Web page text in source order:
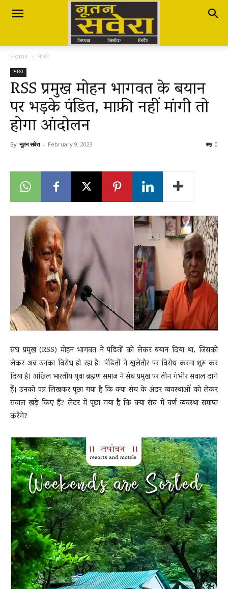
Nutan
Savera
नूतन
सवेरा
Breaking
Home भारत
भारत
RSS प्रमुख मोहन भागवत के बयान
पर भड़के पंडित, माफ़ी नहीं मांगी तो
होगा आंदोलन
By नूतन सवेरा - February 9, 2023 0
संघ प्रमुख (RSS) मोहन भागवत ने पंडितों को लेकर बयान दिया था, जिसको
लेकर अब उनका विरोध हो रहा है। पंडितों ने खुलेतौर पर विरोध करना शुरू कर
दिया है। अखिल भारतीय युवा ब्रह्मण समाज ने संघ प्रमुख पर तीन गंभीर सवाल दागे
हैं। उनको पत्र लिखकर पूछा गया है कि क्या संघ के अंदर व्यवस्थाओं को लेकर
सवाल खड़े किए हैं? लेटर में पूछा गया है कि क्या संघ में वर्ण व्यवस्था समाप्त
करेंगे?